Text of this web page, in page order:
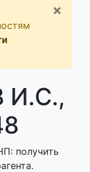
×
И.С.,
получить